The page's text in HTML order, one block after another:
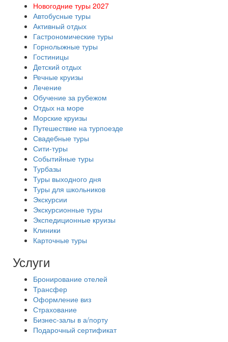
Новогодние туры 2027
Автобусные туры
Активный отдых
Гастрономические туры
Горнолыжные туры
Гостиницы
Детский отдых
Речные круизы
Лечение
Обучение за рубежом
Отдых на море
Морские круизы
Путешествие на турпоезде
Свадебные туры
Сити-туры
Событийные туры
Турбазы
Туры выходного дня
Туры для школьников
Экскурсии
Экскурсионные туры
Экспедиционные круизы
Клиники
Карточные туры
Услуги
Бронирование отелей
Трансфер
Оформление виз
Страхование
Бизнес-залы в а/порту
Подарочный сертификат